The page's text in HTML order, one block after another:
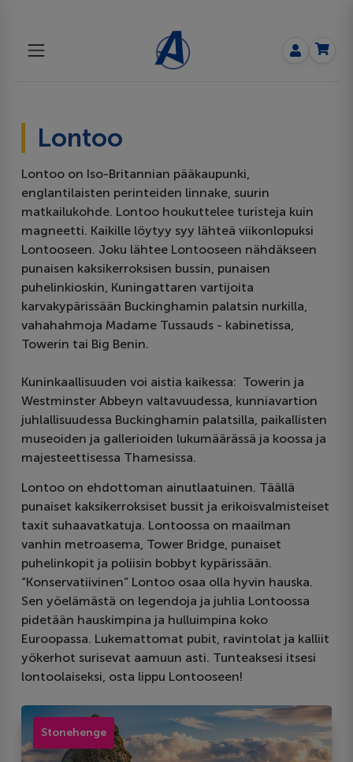
Lontoo
Lontoo on Iso-Britannian pääkaupunki,
englantilaisten perinteiden linnake, suurin
matkailukohde. Lontoo houkuttelee turisteja kuin
magneetti. Kaikille löytyy syy lähteä viikonlopuksi
Lontooseen. Joku lähtee Lontooseen nähdäkseen
punaisen kaksikerroksisen bussin, punaisen
puhelinkioskin, Kuningattaren vartijoita
karvakypärissään Buckinghamin palatsin nurkilla,
vahahahmoja Madame Tussauds - kabinetissa,
Towerin tai Big Benin.
Kuninkaallisuuden voi aistia kaikessa: Towerin ja
Westminster Abbeyn valtavuudessa, kunniavartion
juhlallisuudessa Buckinghamin palatsilla, paikallisten
museoiden ja gallerioiden lukumäärässä ja koossa ja
majesteettisessa Thamesissa.
Lontoo on ehdottoman ainutlaatuinen. Täällä
punaiset kaksikerroksiset bussit ja erikoisvalmisteiset
taxit suhaavatkatuja. Lontoossa on maailman
vanhin metroasema, Tower Bridge, punaiset
puhelinkopit ja poliisin bobbyt kypärissään.
“Konservatiivinen” Lontoo osaa olla hyvin hauska.
Sen yöelämästä on legendoja ja juhlia Lontoossa
pidetään hauskimpina ja hulluimpina koko
Euroopassa. Lukemattomat pubit, ravintolat ja kalliit
yökerhot surisevat aamuun asti. Tunteaksesi itsesi
lontoolaiseksi, osta lippu Lontooseen!
Stonehenge